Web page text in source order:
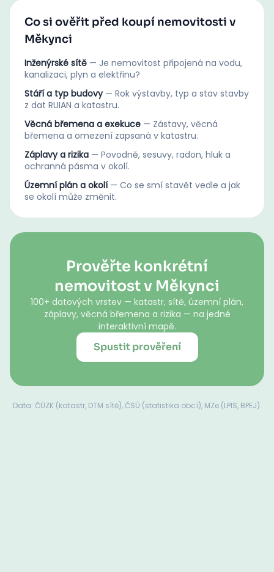
Co si ověřit před koupí nemovitosti v
Měkynci
Inženýrské sítě — Je nemovitost připojená na vodu,
kanalizaci, plyn a elektřinu?
Stáří a typ budovy — Rok výstavby, typ a stav stavby
z dat RUIAN a katastru.
Věcná břemena a exekuce — Zástavy, věcná
břemena a omezení zapsaná v katastru.
Záplavy a rizika — Povodně, sesuvy, radon, hluk a
ochranná pásma v okolí.
Územní plán a okolí — Co se smí stavět vedle a jak
se okolí může změnit.
Prověřte konkrétní
nemovitost v Měkynci
100+ datových vrstev — katastr, sítě, územní plán,
záplavy, věcná břemena a rizika — na jedné
interaktivní mapě.
Spustit prověření
Data: ČÚZK (katastr, DTM sítě), ČSÚ (statistika obcí), MZe (LPIS, BPEJ).